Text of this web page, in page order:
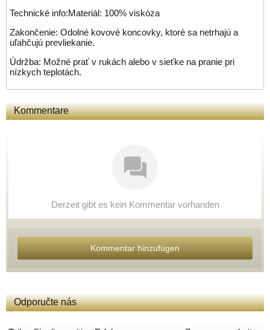
Technické info:Materiál: 100% viskóza
Zakončenie: Odolné kovové koncovky, ktoré sa netrhajú a
uľahčujú prevliekanie.
Údržba: Možné prať v rukách alebo v sieťke na pranie pri
nízkych teplotách.
Kommentare
Derzeit gibt es kein Kommentar vorhanden
Kommentar hinzufügen
Odporučte nás